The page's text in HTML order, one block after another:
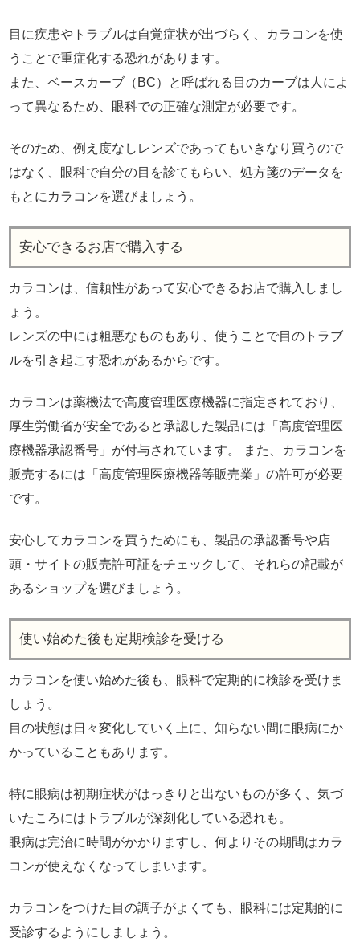
目に疾患やトラブルは自覚症状が出づらく、カラコンを使
うことで重症化する恐れがあります。
また、ベースカーブ（BC）と呼ばれる目のカーブは人によ
って異なるため、眼科での正確な測定が必要です。
そのため、例え度なしレンズであってもいきなり買うので
はなく、眼科で自分の目を診てもらい、処方箋のデータを
もとにカラコンを選びましょう。
安心できるお店で購入する
カラコンは、信頼性があって安心できるお店で購入しまし
ょう。
レンズの中には粗悪なものもあり、使うことで目のトラブ
ルを引き起こす恐れがあるからです。
カラコンは薬機法で高度管理医療機器に指定されており、
厚生労働省が安全であると承認した製品には「高度管理医
療機器承認番号」が付与されています。 また、カラコンを
販売するには「高度管理医療機器等販売業」の許可が必要
です。
安心してカラコンを買うためにも、製品の承認番号や店
頭・サイトの販売許可証をチェックして、それらの記載が
あるショップを選びましょう。
使い始めた後も定期検診を受ける
カラコンを使い始めた後も、眼科で定期的に検診を受けま
しょう。
目の状態は日々変化していく上に、知らない間に眼病にか
かっていることもあります。
特に眼病は初期症状がはっきりと出ないものが多く、気づ
いたころにはトラブルが深刻化している恐れも。
眼病は完治に時間がかかりますし、何よりその期間はカラ
コンが使えなくなってしまいます。
カラコンをつけた目の調子がよくても、眼科には定期的に
受診するようにしましょう。